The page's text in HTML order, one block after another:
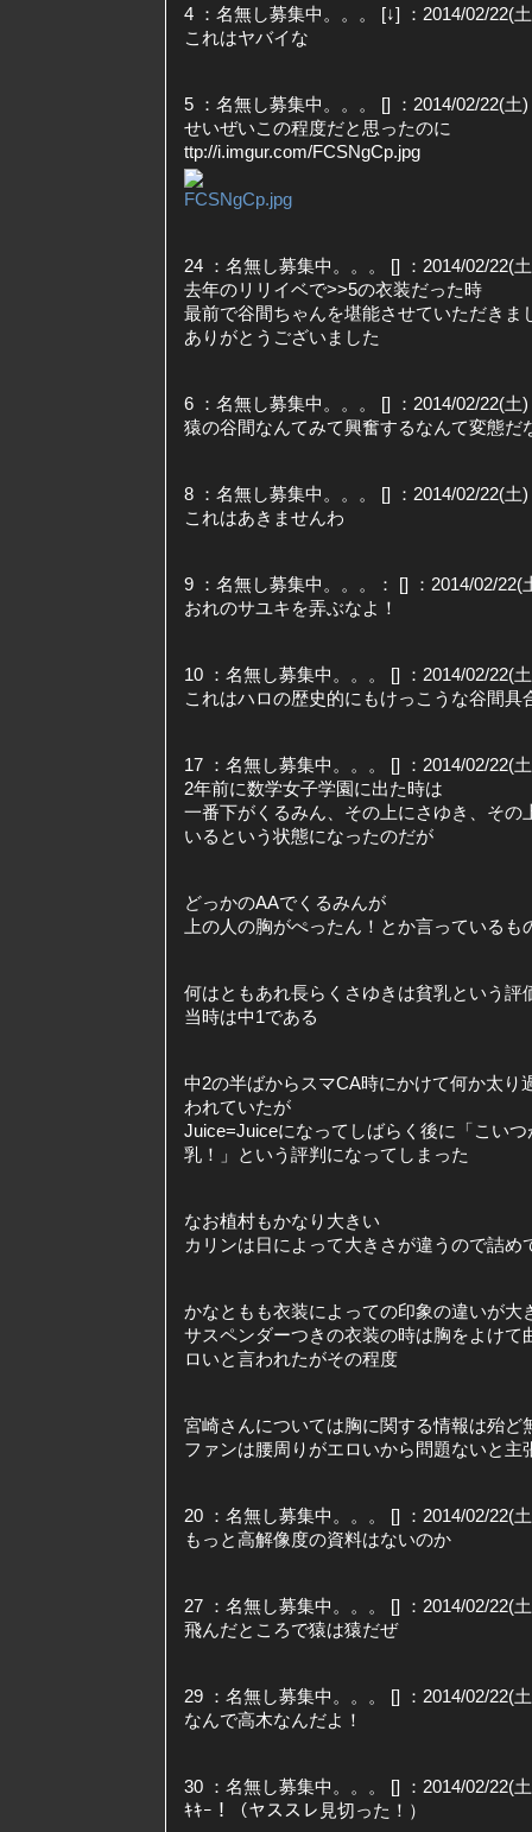
4 ：名無し募集中。。。 [↓] ：2014/02/22(
これはヤバイな
5 ：名無し募集中。。。 [] ：2014/02/22(土)
せいぜいこの程度だと思ったのに
ttp://i.imgur.com/FCSNgCp.jpg
24 ：名無し募集中。。。 [] ：2014/02/22(
去年のリリイベで>>5の衣装だった時
最前で谷間ちゃんを堪能させていただきま
ありがとうございました
6 ：名無し募集中。。。 [] ：2014/02/22(土)
猿の谷間なんてみて興奮するなんて変態だ
8 ：名無し募集中。。。 [] ：2014/02/22(土)
これはあきませんわ
9 ：名無し募集中。。。： [] ：2014/02/22(
おれのサユキを弄ぶなよ！
10 ：名無し募集中。。。 [] ：2014/02/22(
これはハロの歴史的にもけっこうな谷間具
17 ：名無し募集中。。。 [] ：2014/02/22(
2年前に数学女子学園に出た時は
一番下がくるみん、その上にさゆき、その
いるという状態になったのだが
どっかのAAでくるみんが
上の人の胸がぺったん！とか言っているも
何はともあれ長らくさゆきは貧乳という評
当時は中1である
中2の半ばからスマCA時にかけて何か太り
われていたが
Juice=Juiceになってしばらく後に「こい
乳！」という評判になってしまった
なお植村もかなり大きい
カリンは日によって大きさが違うので詰め
かなともも衣装によっての印象の違いが大
サスペンダーつきの衣装の時は胸をよけて
ロいと言われたがその程度
宮崎さんについては胸に関する情報は殆ど
ファンは腰周りがエロいから問題ないと主
20 ：名無し募集中。。。 [] ：2014/02/22(
もっと高解像度の資料はないのか
27 ：名無し募集中。。。 [] ：2014/02/22(
飛んだところで猿は猿だぜ
29 ：名無し募集中。。。 [] ：2014/02/22(
なんで高木なんだよ！
30 ：名無し募集中。。。 [] ：2014/02/22(
ｷｷｰ！（ヤススレ見切った！）